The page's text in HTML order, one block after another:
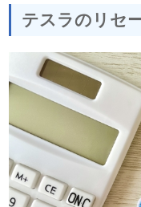
テスラのリセ